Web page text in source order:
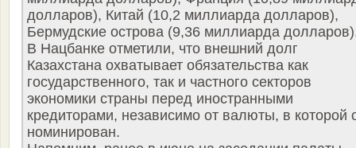
долларов), Китай (10,2 миллиарда долларов),
Бермудские острова (9,36 миллиарда
В Нацбанке отметили, что внешний долг
Казахстана охватывает обязательства как
государственного, так и частного секторов
экономики страны перед иностранными
кредиторами, независимо от валюты, в которой
номинирован.